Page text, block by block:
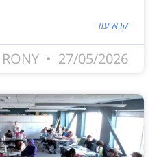
קרא עוד
RONY 27/05/2026